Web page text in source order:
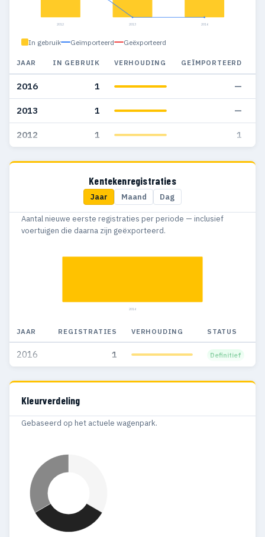
2012 2013 2016
In gebruik Geïmporteerd Geëxporteerd
JAAR IN GEBRUIK VERHOUDING GEÏMPORTEERD
2016 1 —
2013 1 —
2012 1 1
Kentekenregistraties
Jaar Maand Dag
Aantal nieuwe eerste registraties per periode — inclusief
voertuigen die daarna zijn geëxporteerd.
2016
JAAR REGISTRATIES VERHOUDING STATUS
2016 1 Definitief
Kleurverdeling
Gebaseerd op het actuele wagenpark.